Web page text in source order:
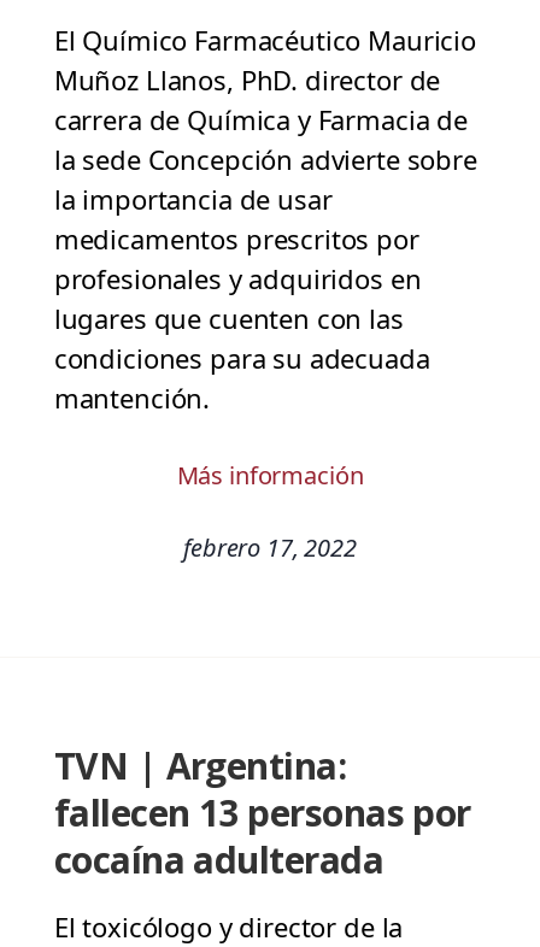
El Químico Farmacéutico Mauricio
Muñoz Llanos, PhD. director de
carrera de Química y Farmacia de
la sede Concepción advierte sobre
la importancia de usar
medicamentos prescritos por
profesionales y adquiridos en
lugares que cuenten con las
condiciones para su adecuada
mantención.
Más información
febrero 17, 2022
TVN | Argentina:
fallecen 13 personas por
cocaína adulterada
El toxicólogo y director de la